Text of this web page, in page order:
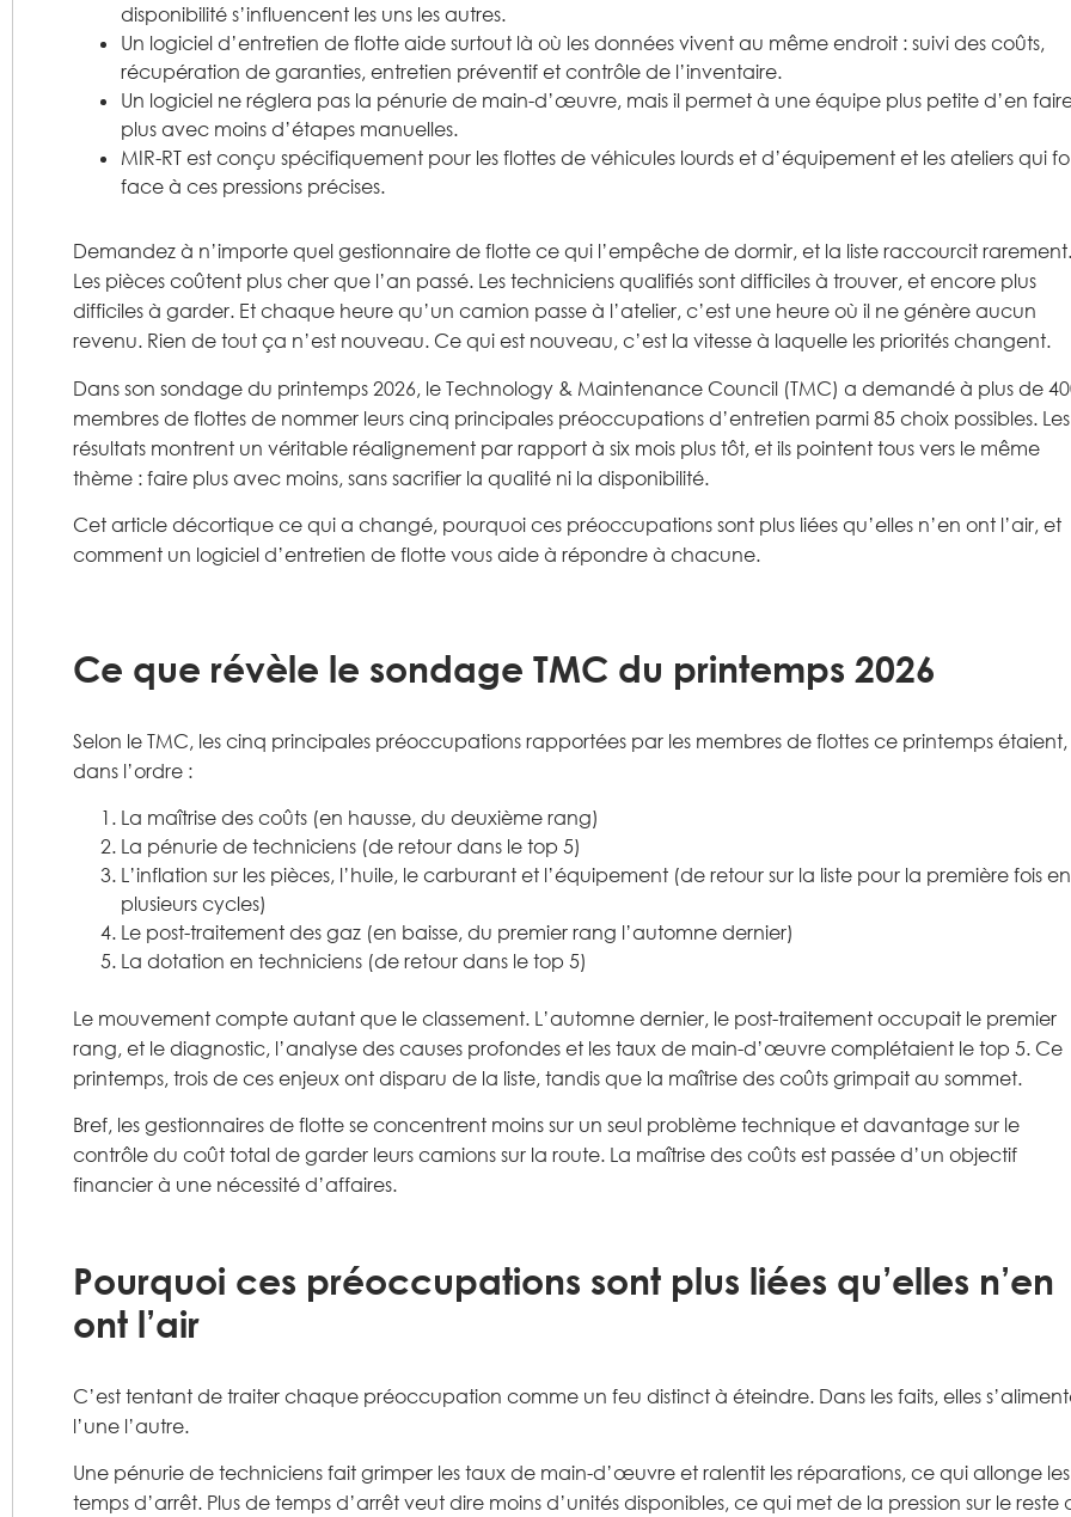
disponibilité s’influencent les uns les autres.
Un logiciel d’entretien de flotte aide surtout là où les données vivent au même endroit : suivi des coûts,
récupération de garanties, entretien préventif et contrôle de l’inventaire.
Un logiciel ne réglera pas la pénurie de main-d’œuvre, mais il permet à une équipe plus petite d’en
plus avec moins d’étapes manuelles.
MIR-RT est conçu spécifiquement pour les flottes de véhicules lourds et d’équipement et les ateliers qui
face à ces pressions précises.
Demandez à n’importe quel gestionnaire de flotte ce qui l’empêche de dormir, et la liste raccourcit rarement.
Les pièces coûtent plus cher que l’an passé. Les techniciens qualifiés sont difficiles à trouver, et encore plus
difficiles à garder. Et chaque heure qu’un camion passe à l’atelier, c’est une heure où il ne génère aucun
revenu. Rien de tout ça n’est nouveau. Ce qui est nouveau, c’est la vitesse à laquelle les priorités changent.
Dans son sondage du printemps 2026, le Technology & Maintenance Council (TMC) a demandé à plus de
membres de flottes de nommer leurs cinq principales préoccupations d’entretien parmi 85 choix possibles. Les
résultats montrent un véritable réalignement par rapport à six mois plus tôt, et ils pointent tous vers le même
thème : faire plus avec moins, sans sacrifier la qualité ni la disponibilité.
Cet article décortique ce qui a changé, pourquoi ces préoccupations sont plus liées qu’elles n’en ont l’air, et
comment un logiciel d’entretien de flotte vous aide à répondre à chacune.
Ce que révèle le sondage TMC du printemps 2026
Selon le TMC, les cinq principales préoccupations rapportées par les membres de flottes ce printemps étaient,
dans l’ordre :
La maîtrise des coûts (en hausse, du deuxième rang)
La pénurie de techniciens (de retour dans le top 5)
L’inflation sur les pièces, l’huile, le carburant et l’équipement (de retour sur la liste pour la première fois en
plusieurs cycles)
Le post-traitement des gaz (en baisse, du premier rang l’automne dernier)
La dotation en techniciens (de retour dans le top 5)
Le mouvement compte autant que le classement. L’automne dernier, le post-traitement occupait le premier
rang, et le diagnostic, l’analyse des causes profondes et les taux de main-d’œuvre complétaient le top 5. Ce
printemps, trois de ces enjeux ont disparu de la liste, tandis que la maîtrise des coûts grimpait au sommet.
Bref, les gestionnaires de flotte se concentrent moins sur un seul problème technique et davantage sur le
contrôle du coût total de garder leurs camions sur la route. La maîtrise des coûts est passée d’un objectif
financier à une nécessité d’affaires.
Pourquoi ces préoccupations sont plus liées qu’elles n’en
ont l’air
C’est tentant de traiter chaque préoccupation comme un feu distinct à éteindre. Dans les faits, elles
l’une l’autre.
Une pénurie de techniciens fait grimper les taux de main-d’œuvre et ralentit les réparations, ce qui allonge les
temps d’arrêt. Plus de temps d’arrêt veut dire moins d’unités disponibles, ce qui met de la pression sur le reste